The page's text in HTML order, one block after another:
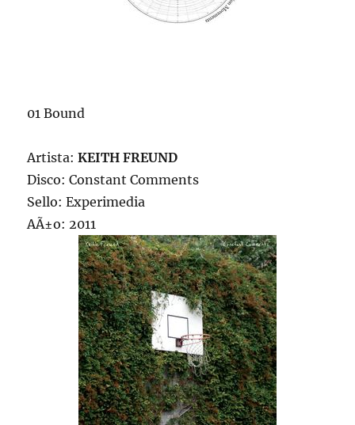
01 Bound
Artista:KEITH FREUND
Disco: Constant Comments
Sello: Experimedia
AÃ±o: 2011